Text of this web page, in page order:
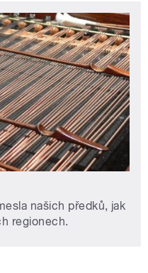
našich předků, jak
regionech.